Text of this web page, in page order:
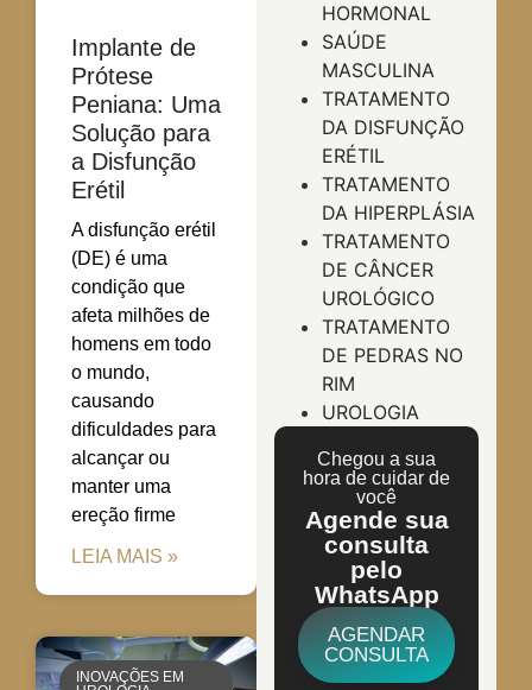
Implante de
Prótese
Peniana: Uma
Solução para
a Disfunção
Erétil
A disfunção erétil
(DE) é uma
condição que
afeta milhões de
homens em todo
o mundo,
causando
dificuldades para
alcançar ou
manter uma
ereção firme
LEIA MAIS »
INOVAÇÕES EM
HORMONAL
SAÚDE
MASCULINA
TRATAMENTO
DA DISFUNÇÃO
ERÉTIL
TRATAMENTO
DA HIPERPLÁSIA
TRATAMENTO
DE CÂNCER
UROLÓGICO
TRATAMENTO
DE PEDRAS NO
RIM
UROLOGIA
Chegou a sua
hora de cuidar de
você
Agende sua
consulta
pelo
WhatsApp
AGENDAR
CONSULTA